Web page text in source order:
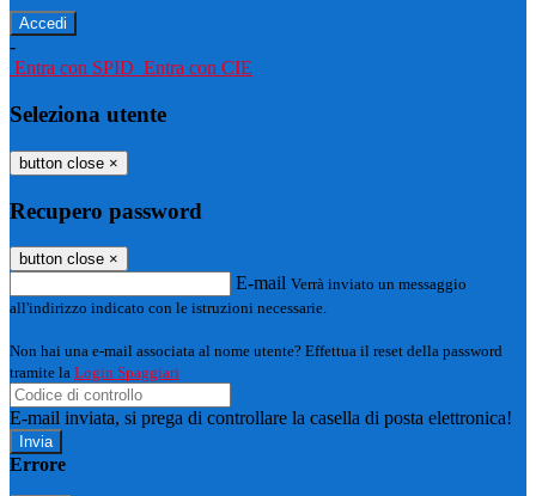
-
Entra con SPID Entra con CIE
Seleziona utente
button close ×
Recupero password
button close ×
E-mail Verrà inviato un messaggio
all'indirizzo indicato con le istruzioni necessarie.
Non hai una e-mail associata al nome utente? Effettua il reset della password
tramite la Login Spaggiari
E-mail inviata, si prega di controllare la casella di posta elettronica!
Errore